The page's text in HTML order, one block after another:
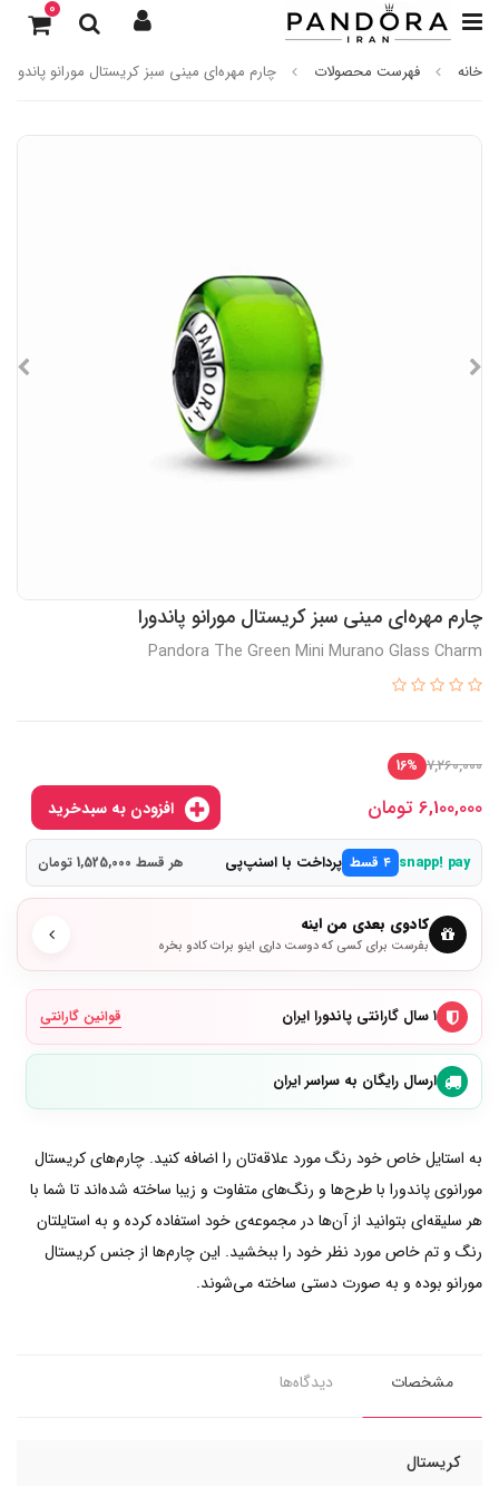
0
خانه فهرست محصولات چارم مهره‌ای مینی سبز کریستال مورانو پاندورا
چارم مهره‌ای مینی سبز کریستال مورانو پاندورا
Pandora The Green Mini Murano Glass Charm
7,260,000
16%
6,100,000 تومان
snapp! pay ۴ قسط پرداخت با اسنپ‌پی هر قسط 1,525,000 تومان
کادوی بعدی من اینه
بفرست برای کسی که دوست داری اینو برات کادو بخره
۱ سال گارانتی پاندورا ایران قوانین گارانتی
ارسال رایگان به سراسر ایران
به استایل خاص خود رنگ مورد علاقه‌تان را اضافه کنید. چارم‌های کریستال
مورانو‌ی پاندورا با طرح‌ها و رنگ‌های متفاوت و زیبا ساخته شده‌اند تا شما با
هر سلیقه‌ای بتوانید از آن‌ها در مجموعه‌ی خود استفاده کرده و به استایلتان
رنگ و تم خاص مورد نظر خود را ببخشید. این چارم‌ها از جنس کریستال
مورانو بوده و به صورت دستی ساخته می‌شوند.
مشخصات دیدگاه‌ها
کریستال